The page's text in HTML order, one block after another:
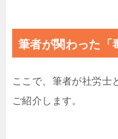
筆者が関わった「
ここで、筆者が社労士
ご紹介します。